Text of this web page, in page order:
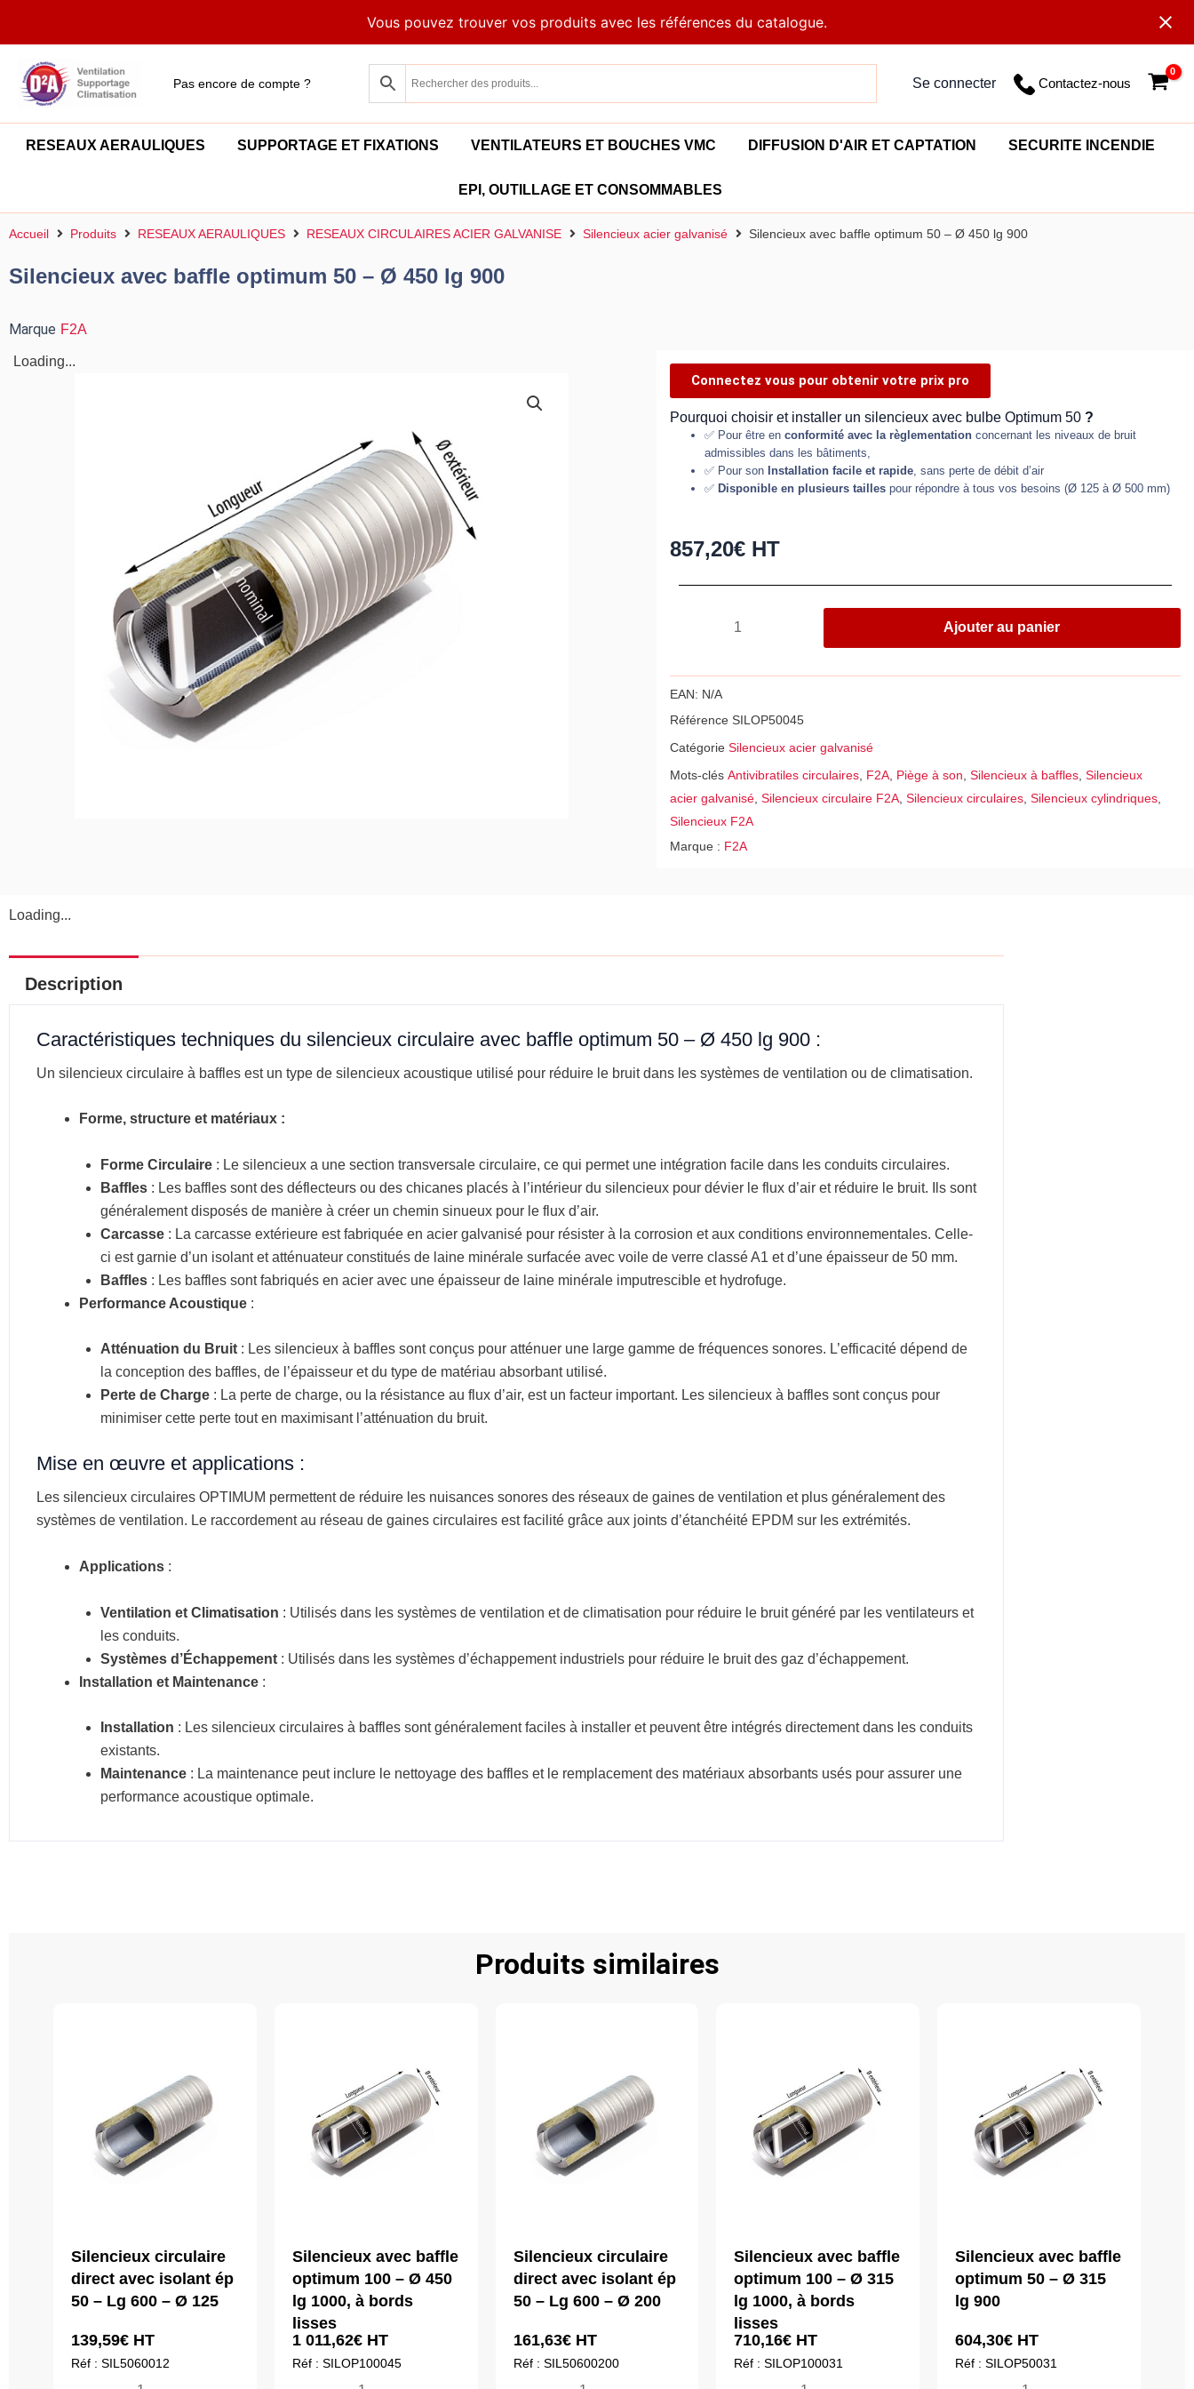
Vous pouvez trouver vos produits avec les références du catalogue.
Pas encore de compte ? Se connecter Contactez-nous
RESEAUX AERAULIQUES SUPPORTAGE ET FIXATIONS VENTILATEURS ET BOUCHES VMC DIFFUSION D'AIR ET CAPTATION SECURITE INCENDIE
EPI, OUTILLAGE ET CONSOMMABLES
Accueil Produits RESEAUX AERAULIQUES RESEAUX CIRCULAIRES ACIER GALVANISE Silencieux acier galvanisé Silencieux avec baffle optimum 50 – Ø 450 lg 900
Silencieux avec baffle optimum 50 – Ø 450 lg 900
Marque F2A
Loading...
Connectez vous pour obtenir votre prix pro
Pourquoi choisir et installer un silencieux avec bulbe Optimum 50 ?
✅ Pour être en conformité avec la règlementation concernant les niveaux de bruit
admissibles dans les bâtiments,
✅ Pour son Installation facile et rapide, sans perte de débit d’air
✅ Disponible en plusieurs tailles pour répondre à tous vos besoins (Ø 125 à Ø 500 mm)
857,20€ HT
avec
50
-
Ø
450
lg
Ajouter au panier
EAN: N/A
Référence SILOP50045
Catégorie Silencieux acier galvanisé
Mots-clés Antivibratiles circulaires F2A Piège à son ,Silencieux à baffles ,Silencieux
acier galvanisé ,Silencieux circulaire F2A ,Silencieux circulaires ,Silencieux cylindriques
Silencieux F2A
Marque : F2A
Loading...
Description
Caractéristiques techniques du silencieux circulaire avec baffle optimum 50 – Ø 450 lg 900 :
Un silencieux circulaire à baffles est un type de silencieux acoustique utilisé pour réduire le bruit dans les systèmes de ventilation ou de climatisation.
Forme, structure et matériaux :
Forme Circulaire : Le silencieux a une section transversale circulaire, ce qui permet une intégration facile dans les conduits circulaires.
Baffles : Les baffles sont des déflecteurs ou des chicanes placés à l’intérieur du silencieux pour dévier le flux d’air et réduire le bruit. Ils sont
généralement disposés de manière à créer un chemin sinueux pour le flux d’air.
Carcasse : La carcasse extérieure est fabriquée en acier galvanisé pour résister à la corrosion et aux conditions environnementales. Celle-
ci est garnie d’un isolant et atténuateur constitués de laine minérale surfacée avec voile de verre classé A1 et d’une épaisseur de 50 mm.
Baffles : Les baffles sont fabriqués en acier avec une épaisseur de laine minérale imputrescible et hydrofuge.
Performance Acoustique :
Atténuation du Bruit : Les silencieux à baffles sont conçus pour atténuer une large gamme de fréquences sonores. L’efficacité dépend de
la conception des baffles, de l’épaisseur et du type de matériau absorbant utilisé.
Perte de Charge : La perte de charge, ou la résistance au flux d’air, est un facteur important. Les silencieux à baffles sont conçus pour
minimiser cette perte tout en maximisant l’atténuation du bruit.
Mise en œuvre et applications :
Les silencieux circulaires OPTIMUM permettent de réduire les nuisances sonores des réseaux de gaines de ventilation et plus généralement des
systèmes de ventilation. Le raccordement au réseau de gaines circulaires est facilité grâce aux joints d’étanchéité EPDM sur les extrémités.
Applications :
Ventilation et Climatisation : Utilisés dans les systèmes de ventilation et de climatisation pour réduire le bruit généré par les ventilateurs et
les conduits.
Systèmes d’Échappement : Utilisés dans les systèmes d’échappement industriels pour réduire le bruit des gaz d’échappement.
Installation et Maintenance :
Installation : Les silencieux circulaires à baffles sont généralement faciles à installer et peuvent être intégrés directement dans les conduits
existants.
Maintenance : La maintenance peut inclure le nettoyage des baffles et le remplacement des matériaux absorbants usés pour assurer une
performance acoustique optimale.
Produits similaires
Silencieux circulaire
direct avec isolant ép
50 – Lg 600 – Ø 125
139,59€ HT
Réf : SIL5060012
quantité
Silencieux avec baffle
optimum 100 – Ø 450
lg 1000, à bords
lisses
1 011,62€HT
Réf : SILOP100045
quantité
Silencieux circulaire
direct avec isolant ép
50 – Lg 600 – Ø 200
161,63€HT
Réf : SIL50600200
quantité
Silencieux avec baffle
optimum 100 – Ø 315
lg 1000, à bords
lisses
710,16€ HT
Réf : SILOP100031
quantité
Silencieux avec baffle
optimum 50 – Ø 315
lg 900
604,30€ HT
Réf : SILOP50031
quantité